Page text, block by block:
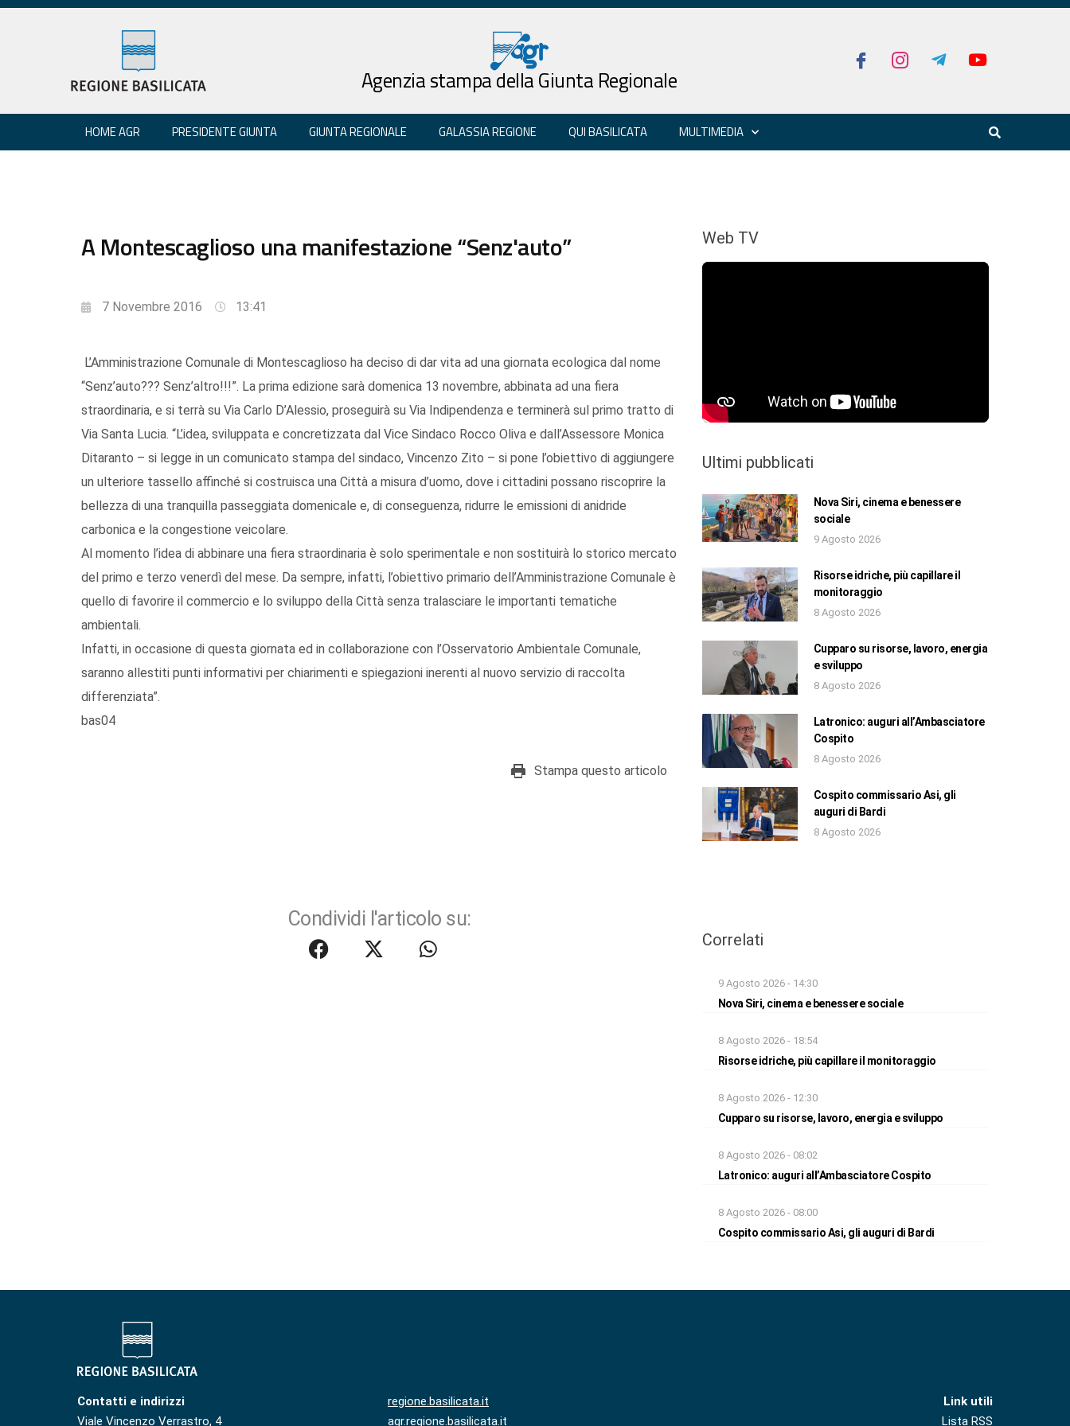
Agenzia stampa della Giunta Regionale
HOME AGR PRESIDENTE GIUNTA GIUNTA REGIONALE GALASSIA REGIONE QUI BASILICATA MULTIMEDIA
A Montescaglioso una manifestazione “Senz'auto”
7 Novembre 2016 13:41
L’Amministrazione Comunale di Montescaglioso ha deciso di dar vita ad una giornata ecologica dal nome
“Senz’auto??? Senz’altro!!!”. La prima edizione sarà domenica 13 novembre, abbinata ad una fiera
straordinaria, e si terrà su Via Carlo D’Alessio, proseguirà su Via Indipendenza e terminerà sul primo tratto di
Via Santa Lucia. “L’idea, sviluppata e concretizzata dal Vice Sindaco Rocco Oliva e dall’Assessore Monica
Ditaranto – si legge in un comunicato stampa del sindaco, Vincenzo Zito – si pone l’obiettivo di aggiungere
un ulteriore tassello affinché si costruisca una Città a misura d’uomo, dove i cittadini possano riscoprire la
bellezza di una tranquilla passeggiata domenicale e, di conseguenza, ridurre le emissioni di anidride
carbonica e la congestione veicolare.
Al momento l’idea di abbinare una fiera straordinaria è solo sperimentale e non sostituirà lo storico mercato
del primo e terzo venerdì del mese. Da sempre, infatti, l’obiettivo primario dell’Amministrazione Comunale è
quello di favorire il commercio e lo sviluppo della Città senza tralasciare le importanti tematiche
ambientali.
Infatti, in occasione di questa giornata ed in collaborazione con l’Osservatorio Ambientale Comunale,
saranno allestiti punti informativi per chiarimenti e spiegazioni inerenti al nuovo servizio di raccolta
differenziata”.
bas04
Stampa questo articolo
Condividi l'articolo su:
Web TV
Ultimi pubblicati
Nova Siri, cinema e benessere
sociale
9 Agosto 2026
Risorse idriche, più capillare il
monitoraggio
8 Agosto 2026
Cupparo su risorse, lavoro, energia
e sviluppo
8 Agosto 2026
Latronico: auguri all’Ambasciatore
Cospito
8 Agosto 2026
Cospito commissario Asi, gli
auguri di Bardi
8 Agosto 2026
Correlati
9 Agosto 2026 - 14:30
Nova Siri, cinema e benessere sociale
8 Agosto 2026 - 18:54
Risorse idriche, più capillare il monitoraggio
8 Agosto 2026 - 12:30
Cupparo su risorse, lavoro, energia e sviluppo
8 Agosto 2026 - 08:02
Latronico: auguri all’Ambasciatore Cospito
8 Agosto 2026 - 08:00
Cospito commissario Asi, gli auguri di Bardi
Contatti e indirizzi
Viale Vincenzo Verrastro, 4
regione.basilicata.it
agr.regione.basilicata.it
Link utili
Lista RSS